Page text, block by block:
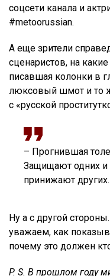
соцсети канала и
#metoorussian.
А еще зрители
сценаристов, на
писавшая колонки в
люксовый шмот и то
с «русской
– Прогнившая
Защищают одних и
принижают других.
Ну а с другой
уважаем, как
почему это должен
P. S. В прошлом году